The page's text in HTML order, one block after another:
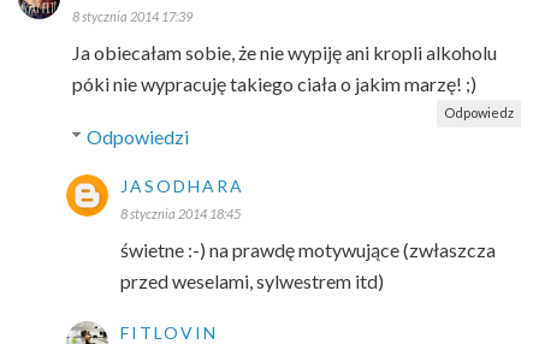
8 stycznia 2014 17:39
Ja obiecałam sobie, że nie wypiję ani kropli alkoholu
póki nie wypracuję takiego ciała o jakim marzę! ;)
Odpowiedz
Odpowiedzi
JASODHARA
8 stycznia 2014 18:45
świetne :-) na prawdę motywujące (zwłaszcza
przed weselami, sylwestrem itd)
FITLOVIN